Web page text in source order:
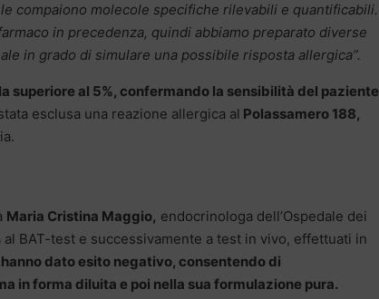
compaiono molecole specifiche rilevabili e quantificabili.
in precedenza, quindi abbiamo preparato diverse
in grado di simulare una possibile risposta allergica”.
superiore al 5%, confermando la sensibilità del paziente
esclusa una reazione allergica al Polassamero 188,
Maria Cristina Maggio, endocrinologa dell’Ospedale dei
BAT-test e successivamente a test in vivo, effettuati in
dato esito negativo, consentendo di
in forma diluita e poi nella sua formulazione pura.